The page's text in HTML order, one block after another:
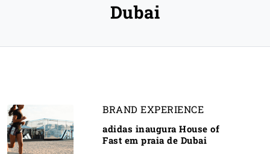
Dubai
BRAND EXPERIENCE
adidas inaugura House of
Fast em praia de Dubai